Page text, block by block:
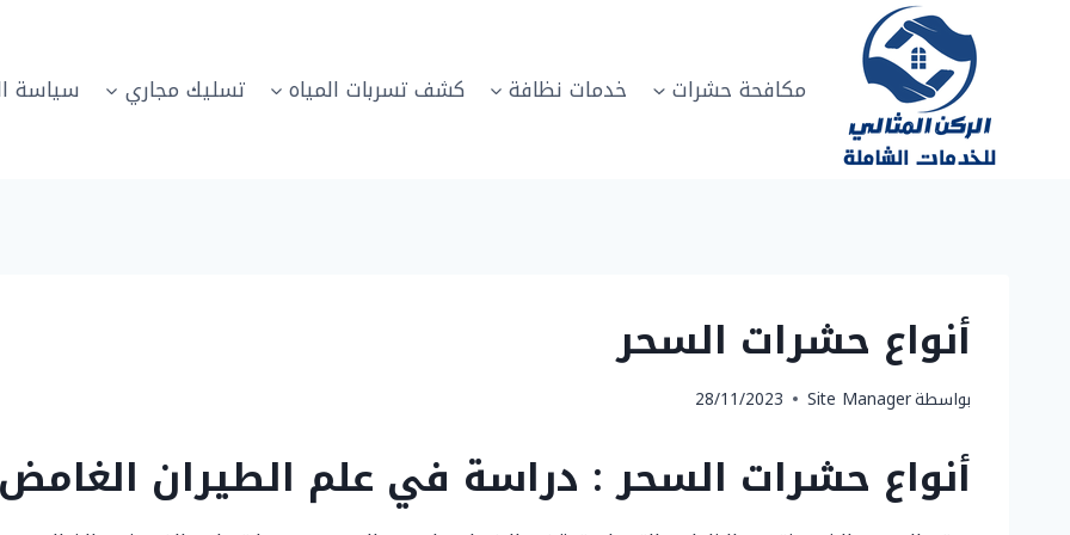
مكافحة حشرات خدمات نظافة كشف تسربات المياه تسليك مجاري سياسة
أنواع حشرات السحر
بواسطةSite Manager
28/11/2023
أنواع حشرات السحر : دراسة في علم الطيران الغامض